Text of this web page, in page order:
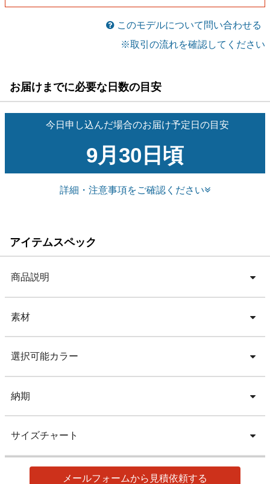
このモデルについて問い合わせる
※取引の流れを確認してください
お届けまでに必要な日数の目安
今日申し込んだ場合のお届け予定日の目安
9月30日頃
詳細・注意事項をご確認ください
アイテムスペック
商品説明
素材
選択可能カラー
納期
サイズチャート
メールフォームから見積依頼する